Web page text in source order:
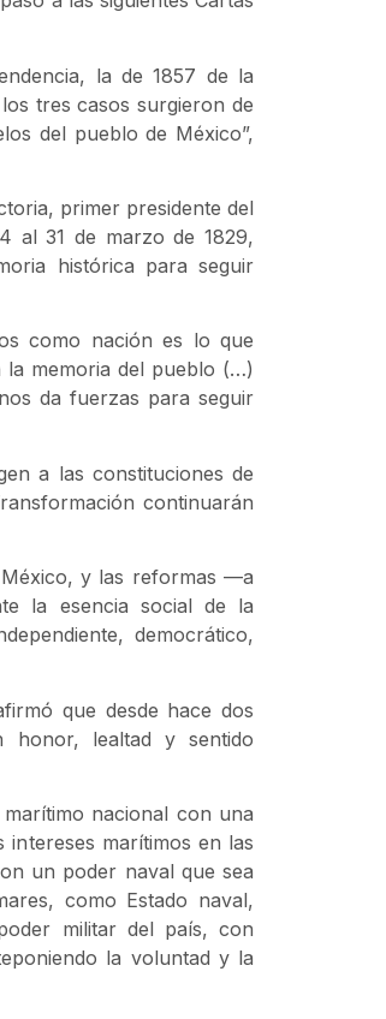
la de 1857 de la
tres casos surgieron de
del pueblo de México”,
primer presidente del
al 31 de marzo de 1829,
histórica para seguir
como nación es lo que
la memoria del pueblo (…)
da fuerzas para seguir
a las constituciones de
continuarán
México, y las reformas —a
la esencia social de la
democrático,
que desde hace dos
honor, lealtad y sentido
nacional con una
marítimos en las
un poder naval que sea
como Estado naval,
militar del país, con
la voluntad y la